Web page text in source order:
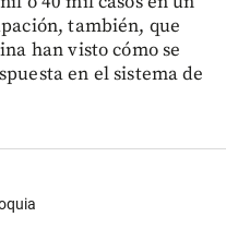
también, que
han visto cómo se
en el sistema de